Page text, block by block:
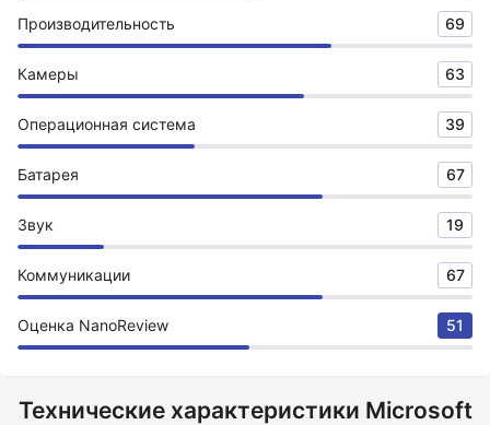
Производительность 69
Камеры 63
Операционная система 39
Батарея 67
Звук 19
Коммуникации 67
Оценка NanoReview 51
Технические характеристики Microsoft